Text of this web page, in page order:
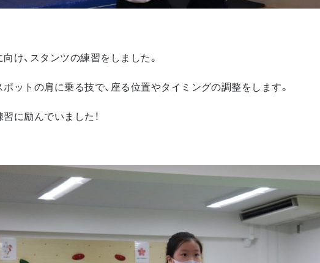
け、スタンツの練習をしました。
ポットの肩に乗る技で、座る位置やタイミングの調整をします。
に励んでいました！